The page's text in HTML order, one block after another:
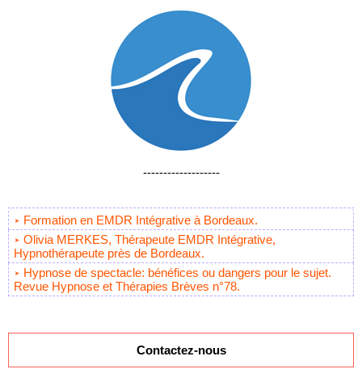
-------------------
Formation en EMDR Intégrative à Bordeaux.
Olivia MERKES, Thérapeute EMDR Intégrative,
Hypnothérapeute près de Bordeaux.
Hypnose de spectacle: bénéfices ou dangers pour le sujet.
Revue Hypnose et Thérapies Brèves n°78.
Contactez-nous